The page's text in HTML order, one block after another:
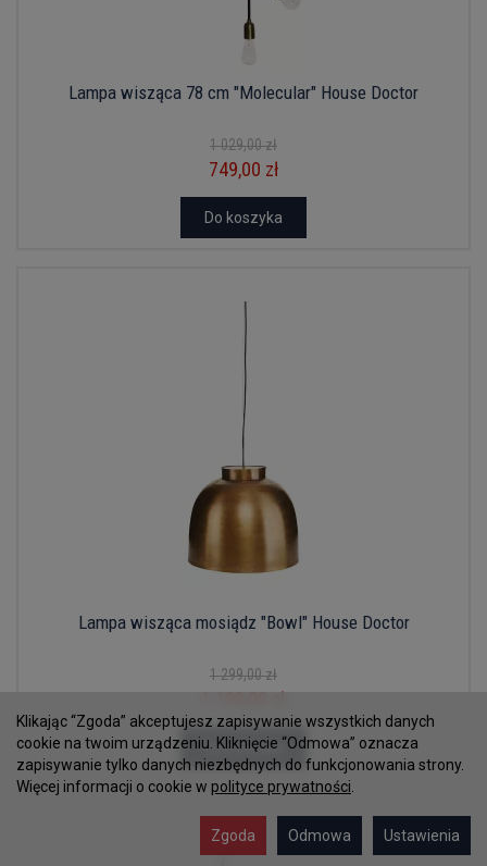
Lampa wisząca 78 cm "Molecular" House Doctor
1 029,00 zł
749,00 zł
Do koszyka
Lampa wisząca mosiądz "Bowl" House Doctor
1 299,00 zł
1 199,00 zł
Do koszyka
Klikając “Zgoda” akceptujesz zapisywanie wszystkich danych
cookie na twoim urządzeniu. Kliknięcie “Odmowa” oznacza
zapisywanie tylko danych niezbędnych do funkcjonowania strony.
Więcej informacji o cookie w polityce prywatności
Ustawienia
Odmowa
Zgoda